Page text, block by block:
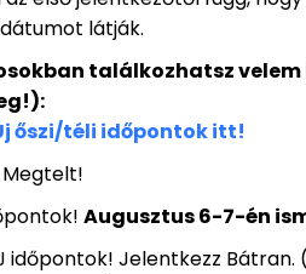
látják.
találkozhatsz
őszi/téli időpontok itt!
Megtelt!
Augusztus 6-7-én
időpontok! Jelentkezz Bátran.